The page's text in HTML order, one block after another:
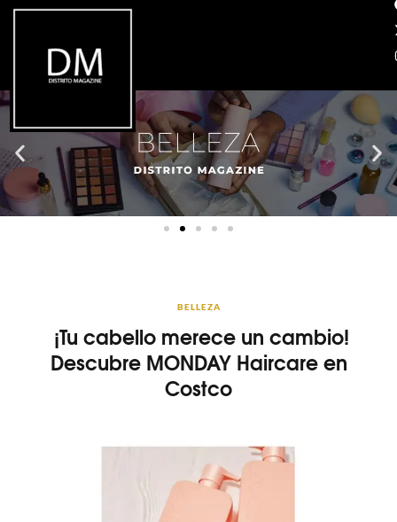
BELLEZA
¡Tu cabello merece un cambio!
Descubre MONDAY Haircare en
Costco